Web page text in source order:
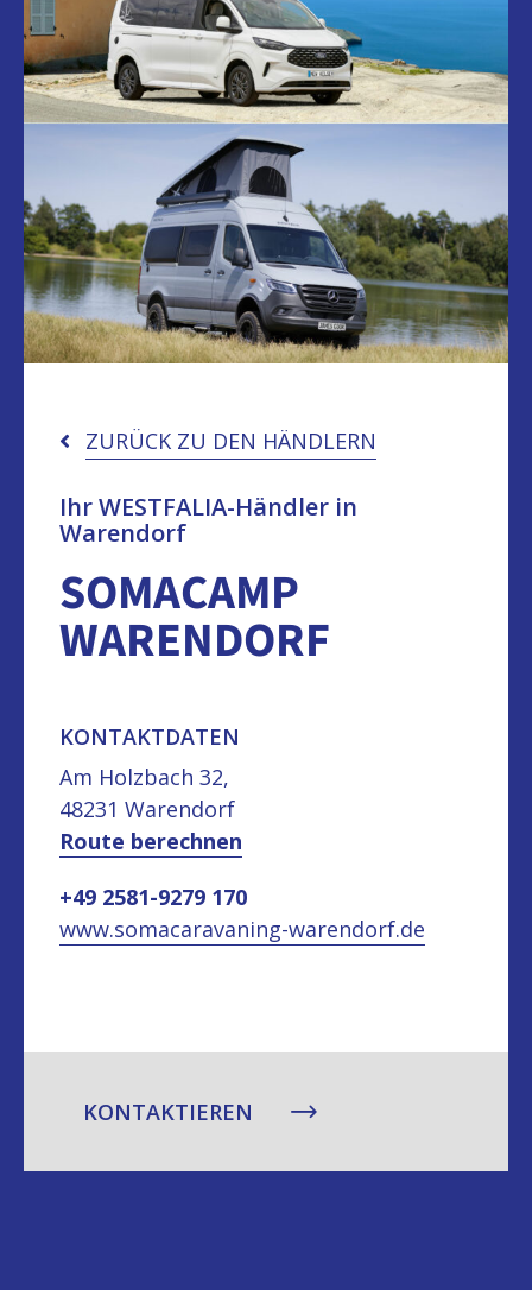
ZURÜCK ZU DEN HÄNDLERN
Ihr WESTFALIA-Händler in
Warendorf
SOMACAMP
WARENDORF
KONTAKTDATEN
Am Holzbach 32,
48231 Warendorf
Route berechnen
+49 2581-9279 170
www.somacaravaning-warendorf.de
KONTAKTIEREN